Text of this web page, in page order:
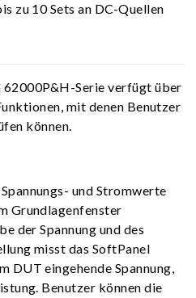
zu 10 Sets an DC-Quellen
62000P&H-Serie verfügt über
mit denen Benutzer
können.
und Stromwerte
Grundlagenfenster
der Spannung und des
misst das SoftPanel
DUT eingehende Spannung,
Benutzer können die